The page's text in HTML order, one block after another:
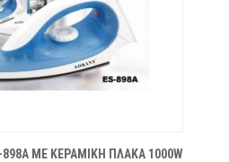
898A ΜΕ ΚΕΡΑΜΙΚΗ ΠΛΑΚΑ 1000W